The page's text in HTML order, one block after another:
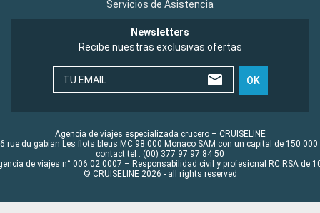
Servicios de Asistencia
Newsletters
Recibe nuestras exclusivas ofertas
TU EMAIL OK
Agencia de viajes especializada crucero – CRUISELINE
rue du gabian Les flots bleus MC 98 000 Monaco SAM con un capital de 150 000
contact tel : (00) 377 97 97 84 50
de viajes n° 006 02 0007 – Responsabilidad civil y profesional RC RSA de
© CRUISELINE 2026 - all rights reserved